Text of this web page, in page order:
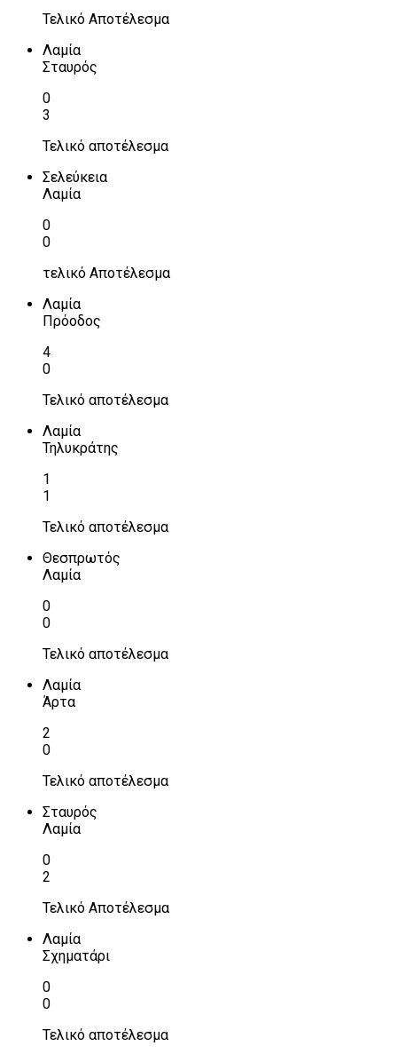
Τελικό Αποτέλεσμα
Λαμία
Σταυρός
0
3
Τελικό αποτέλεσμα
Σελεύκεια
Λαμία
0
0
τελικό Αποτέλεσμα
Λαμία
Πρόοδος
4
0
Τελικό αποτέλεσμα
Λαμία
Τηλυκράτης
1
1
Τελικό αποτέλεσμα
Θεσπρωτός
Λαμία
0
0
Τελικό αποτέλεσμα
Λαμία
Άρτα
2
0
Τελικό αποτέλεσμα
Σταυρός
Λαμία
0
2
Τελικό Αποτέλεσμα
Λαμία
Σχηματάρι
0
0
Τελικό αποτέλεσμα